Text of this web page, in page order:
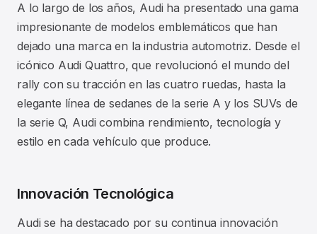
A lo largo de los años, Audi ha presentado una gama
impresionante de modelos emblemáticos que han
dejado una marca en la industria automotriz. Desde el
icónico Audi Quattro, que revolucionó el mundo del
rally con su tracción en las cuatro ruedas, hasta la
elegante línea de sedanes de la serie A y los SUVs de
la serie Q, Audi combina rendimiento, tecnología y
estilo en cada vehículo que produce.
Innovación Tecnológica
Audi se ha destacado por su continua innovación